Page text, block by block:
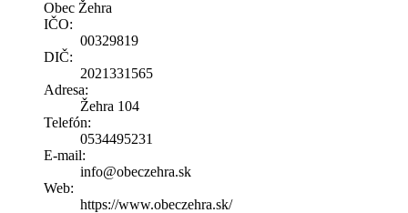
Obec Žehra
IČO:
00329819
DIČ:
2021331565
Adresa:
Žehra 104
Telefón:
0534495231
E-mail:
info@obeczehra.sk
Web:
https://www.obeczehra.sk/